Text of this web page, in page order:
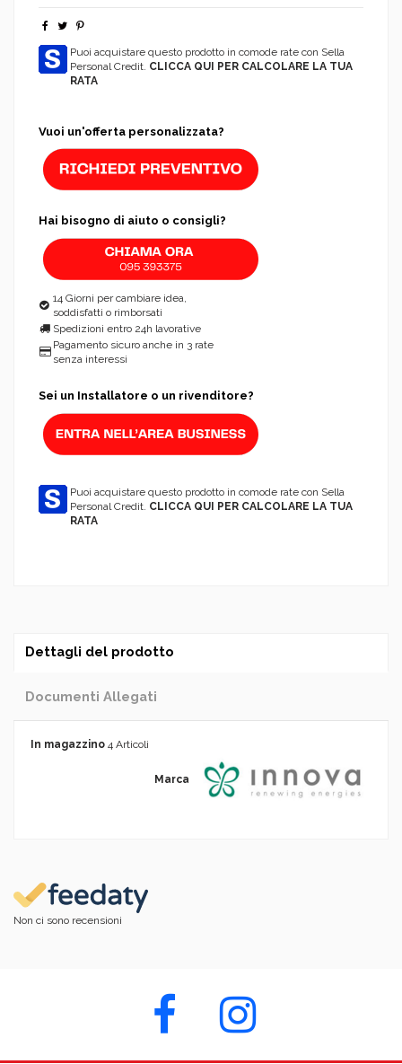
Puoi acquistare questo prodotto in comode rate con Sella
Personal Credit. CLICCA QUI PER CALCOLARE LA TUA
RATA
Vuoi un'offerta personalizzata?
Hai bisogno di aiuto o consigli?
14 Giorni per cambiare idea,
soddisfatti o rimborsati
Spedizioni entro 24h lavorative
Pagamento sicuro anche in 3 rate
senza interessi
Sei un Installatore o un rivenditore?
Puoi acquistare questo prodotto in comode rate con Sella
Personal Credit. CLICCA QUI PER CALCOLARE LA TUA
RATA
Dettagli del prodotto
Documenti Allegati
Marca
In magazzino 4 Articoli
Non ci sono recensioni